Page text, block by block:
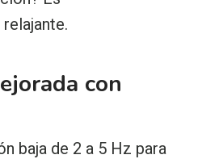
con
baja de 2 a 5 Hz para